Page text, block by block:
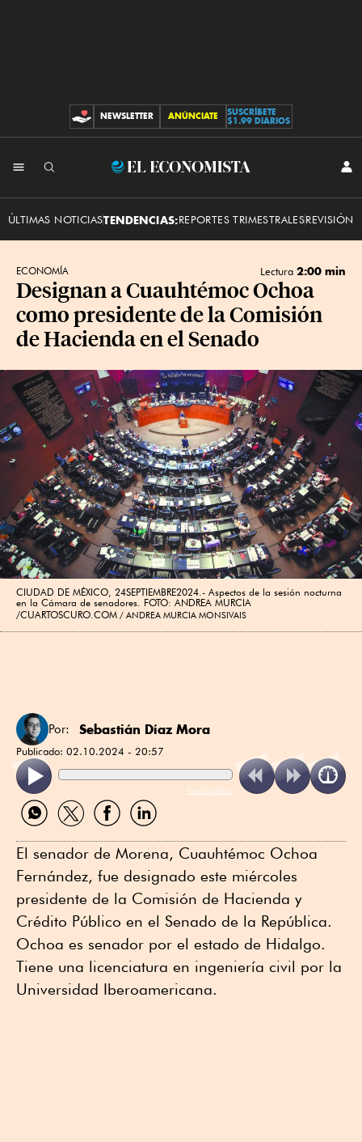
CONTRIBUCIONES
NEWSLETTER ANÚNCIATE
SUSCRÍBETE
$1.99 DIARIOS
El
ÚLTIMAS NOTICIASTENDENCIAS:REPORTES TRIMESTRALESREVISIÓN
ECONOMÍA Lectura 2:00 min
Designan a Cuauhtémoc Ochoa
como presidente de la Comisión
de Hacienda en el Senado
CIUDAD DE MÉXICO, 24SEPTIEMBRE2024.- Aspectos de la sesión nocturna
en la Cámara de senadores. FOTO: ANDREA MURCIA
/CUARTOSCURO.COM
ANDREA MURCIA MONSIVAIS
Por: Sebastián Díaz Mora
Publicado: 02.10.2024 - 20:57
ReadSpeaker
Compartir
por
Compartir
por
Compartir
por
Compartir
por
El senador de Morena, Cuauhtémoc Ochoa
Fernández, fue designado este miércoles
presidente de la Comisión de Hacienda y
Crédito Público en el Senado de la República.
Ochoa es senador por el estado de Hidalgo.
Tiene una licenciatura en ingeniería civil por la
Universidad Iberoamericana.